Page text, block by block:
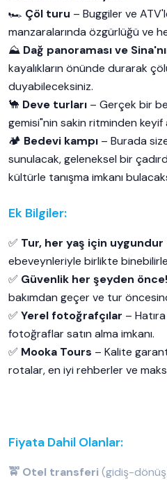
🏎️ Çöl turu – Buggiler ve
manzaralarında özgürlüğü ve
⛰️ Dağ panoraması ve
kayalıkların önünde durarak
duyabileceksiniz.
🐪 Deve turları – Gerçek bir
gemisi"nin sakin ritminden
🏕️ Bedevi kampı – Burada
sunulacak, geleneksel bir
kültürle tanışma imkanı
Ek Bilgiler:
✅ Tur, her yaş için uygundur
ebeveynleriyle birlikte
✅ Güvenlik her şeyden önce!
bakımdan geçer ve tur
✅ Yerel fotoğrafçılar –
fotoğraflar satın alma imkanı.
✅ Mooka Tours – Kalite
rotalar, en iyi rehberler ve
Fiyata Dahil Olanlar:
🚖 Otel transferi (gidiş-